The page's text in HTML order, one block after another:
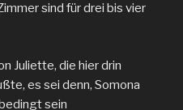
sind für drei bis vier
Juliette, die hier drin
es sei denn, Somona
sein